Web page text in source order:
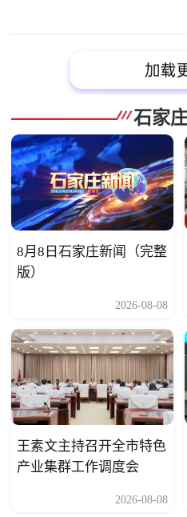
石家
8月8日石家庄新闻（完整
版）
2026-08-08
王素文主持召开全市特色
产业集群工作调度会
2026-08-08